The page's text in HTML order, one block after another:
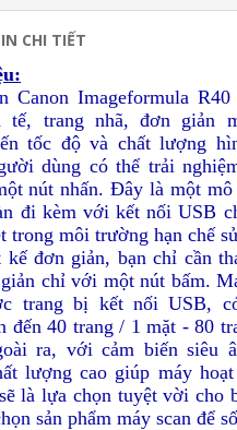
CHI TIẾT
Canon Imageformula
tế, trang nhã, đơn giản
tốc độ và chất lượng
dùng có thể trải
nút nhấn. Đây là một mô
đi kèm với kết nối USB
trong môi trường hạn chế
đơn giản, bạn chỉ cần
chỉ với một nút bấm.
trang bị kết nối USB,
đến 40 trang / 1 mặt - 80
ra, với cảm biến siêu
lượng cao giúp máy
là lựa chọn tuyệt vời cho
sản phẩm máy scan để